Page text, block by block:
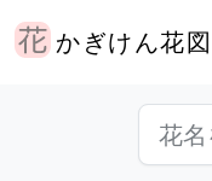
かぎけん花